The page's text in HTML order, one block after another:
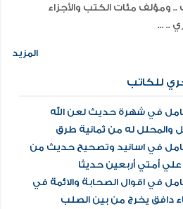
حديث .. ومؤلف مئات الكتب والأجزاء
.. ...
المزيد
للكاتب
في شهرة حديث لعن الله
والمحلل له من ثمانية طرق
في اسانيد وتصحيح حديث من
أمتي أربعين حديثا
في اقوال الصحابة والائمة في
دافق يخرج من بين الصلب